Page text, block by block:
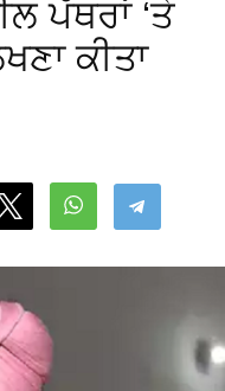
ਪੱਥਰਾਂ ‘ਤੇ
ਕੀਤਾ